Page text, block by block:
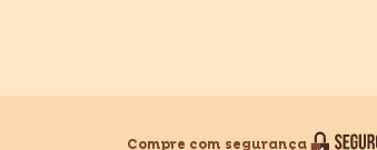
Compre com segurança